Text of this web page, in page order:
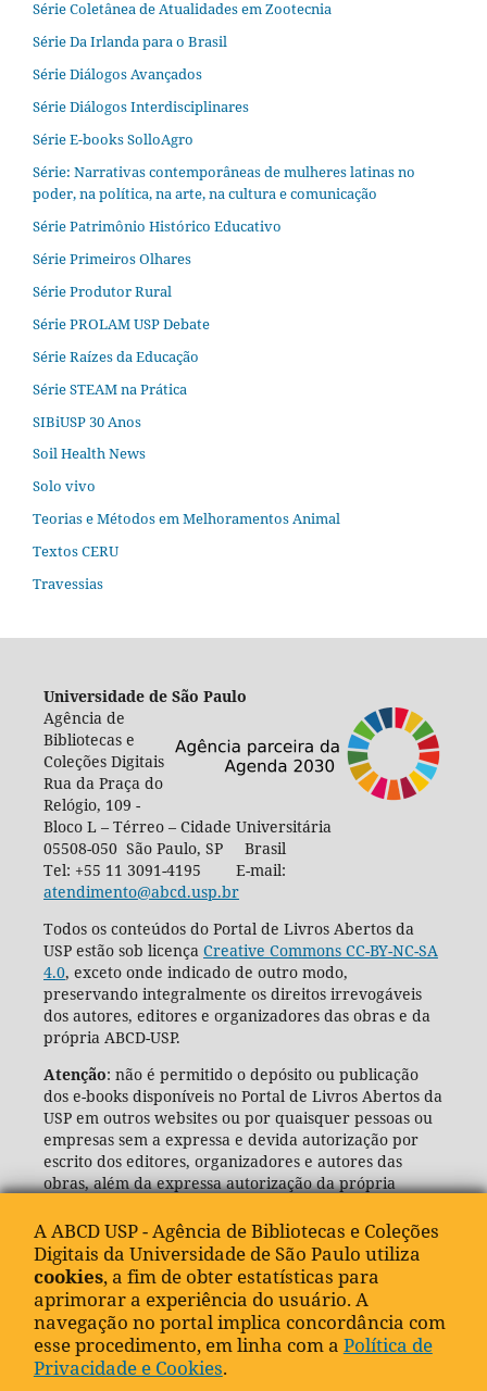
Série Coletânea de Atualidades em Zootecnia
Série Da Irlanda para o Brasil
Série Diálogos Avançados
Série Diálogos Interdisciplinares
Série E-books SolloAgro
Série: Narrativas contemporâneas de mulheres latinas no
poder, na política, na arte, na cultura e comunicação
Série Patrimônio Histórico Educativo
Série Primeiros Olhares
Série Produtor Rural
Série PROLAM USP Debate
Série Raízes da Educação
Série STEAM na Prática
SIBiUSP 30 Anos
Soil Health News
Solo vivo
Teorias e Métodos em Melhoramentos Animal
Textos CERU
Travessias
Universidade de São Paulo
Agência de
Bibliotecas e
Coleções Digitais
Rua da Praça do
Relógio, 109 -
Bloco L – Térreo – Cidade Universitária
05508-050 São Paulo, SP Brasil
Tel: +55 11 3091-4195 E-mail:
atendimento@abcd.usp.br
Todos os conteúdos do Portal de Livros Abertos da
USP estão sob licença Creative Commons CC-BY-NC-SA
4.0, exceto onde indicado de outro modo,
preservando integralmente os direitos irrevogáveis
dos autores, editores e organizadores das obras e da
própria ABCD-USP.
Atenção: não é permitido o depósito ou publicação
dos e-books disponíveis no Portal de Livros Abertos da
USP em outros websites ou por quaisquer pessoas ou
empresas sem a expressa e devida autorização por
escrito dos editores, organizadores e autores das
obras, além da expressa autorização da própria
(ABCD-USP).
A ABCD USP - Agência de Bibliotecas e Coleções
Digitais da Universidade de São Paulo utiliza
cookies, a fim de obter estatísticas para
aprimorar a experiência do usuário. A
navegação no portal implica concordância com
esse procedimento, em linha com a Política de
Privacidade e Cookies.